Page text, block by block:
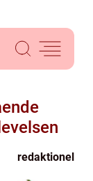
redaktionel